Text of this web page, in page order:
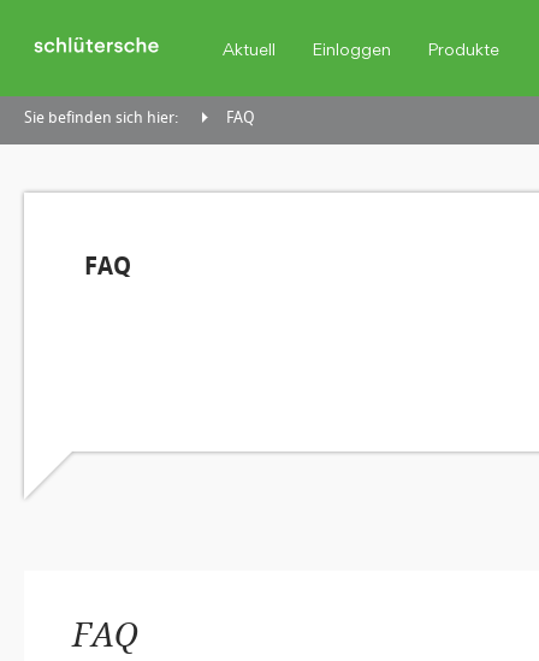
Aktuell Einloggen Produkte
Sie befinden sich hier: FAQ
FAQ
FAQ